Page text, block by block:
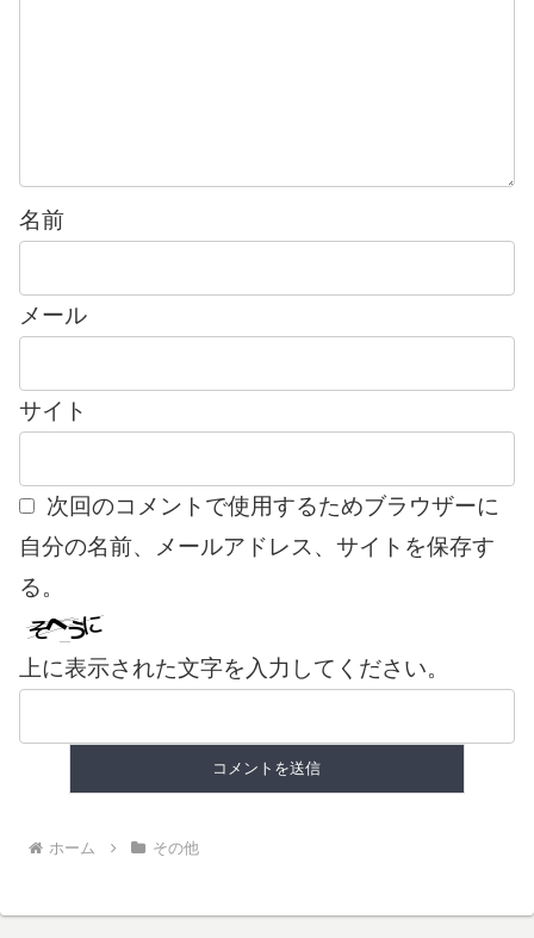
名前
メール
サイト
次回のコメントで使用するためブラウザーに
自分の名前、メールアドレス、サイトを保存す
る。
上に表示された文字を入力してください。
ホーム その他